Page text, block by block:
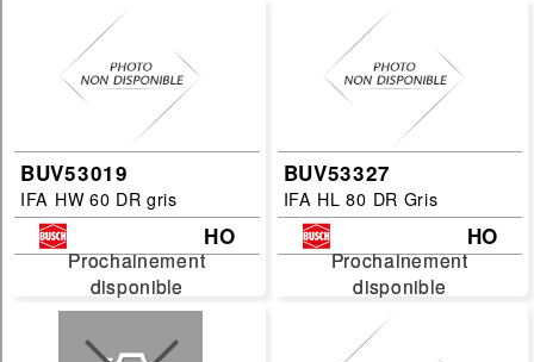
BUV53019
IFA HW 60 DR gris
HO
Prochainement
disponible
Prochainement
disponible
BUV53327
IFA HL 80 DR Gris
HO
Prochainement
disponible
Prochainement
disponible